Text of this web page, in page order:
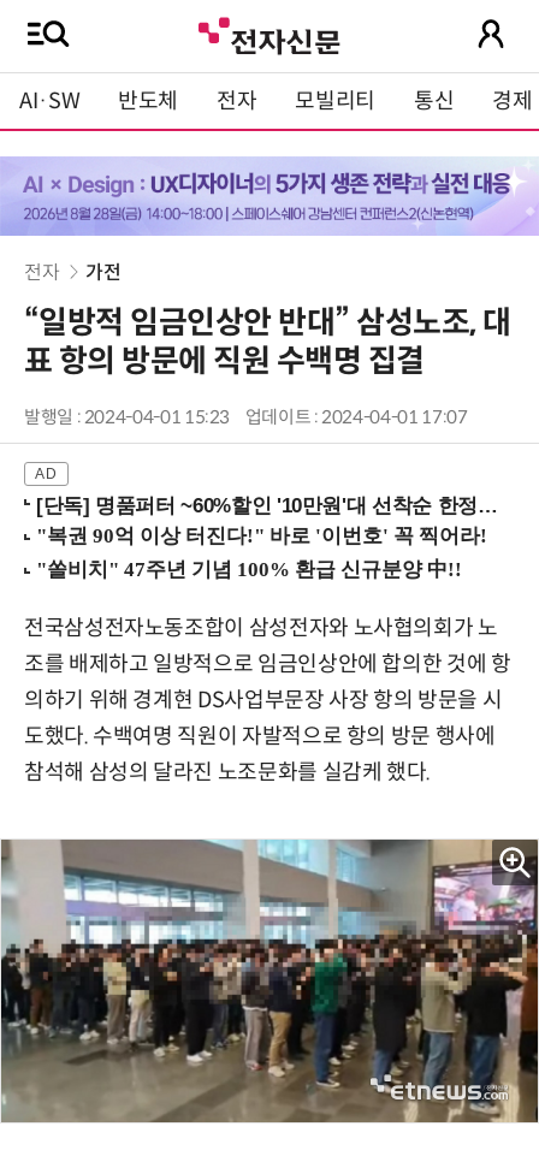
AI·SW 반도체 전자 모빌리티 통신 경제
전자 가전
“일방적 임금인상안 반대” 삼성노조, 대
표 항의 방문에 직원 수백명 집결
발행일 : 2024-04-01 15:23 업데이트 : 2024-04-01 17:07
[단독] 명품퍼터 ~60%할인 '10만원'대 선착순 한정판매!
전국삼성전자노동조합이 삼성전자와 노사협의회가 노
조를 배제하고 일방적으로 임금인상안에 합의한 것에 항
의하기 위해 경계현 DS사업부문장 사장 항의 방문을 시
도했다. 수백여명 직원이 자발적으로 항의 방문 행사에
참석해 삼성의 달라진 노조문화를 실감케 했다.